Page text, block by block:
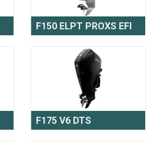
F150 ELPT PROXS EFI
F175 V6 DTS